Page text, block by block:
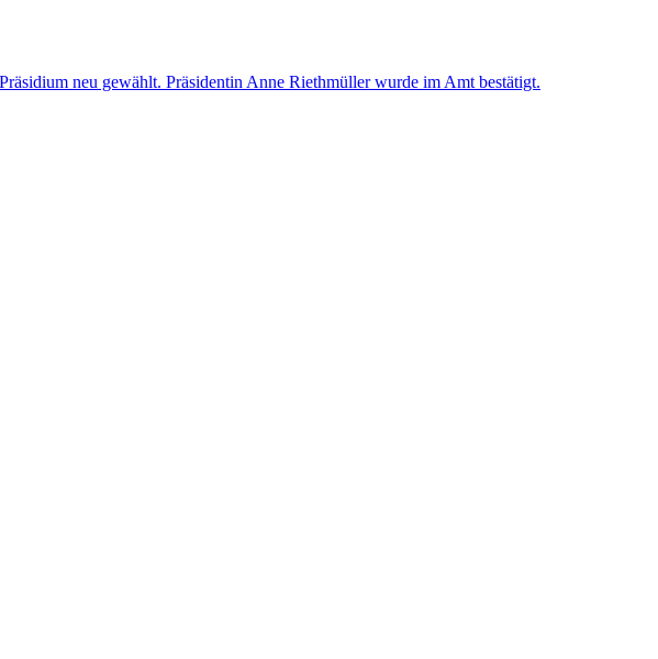
neu gewählt. Präsidentin Anne Riethmüller wurde im Amt bestätigt.